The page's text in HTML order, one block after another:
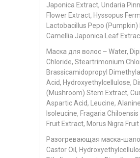
Japonica Extract, Undaria
Flower Extract, Hyssopus
Lactobacillus Pepo
Camellia Japonica Leaf
Маска для волос – Water,
Chloride, Steartrimonium
Brassicamidopropyl
Acid, Hydroxyethylcellulose,
(Mushroom) Stem Extract,
Aspartic Acid, Leucine,
Isoleucine, Fragaria
Fruit Extract, Morus Nigra
Разогревающая маска-
Castor Oil,